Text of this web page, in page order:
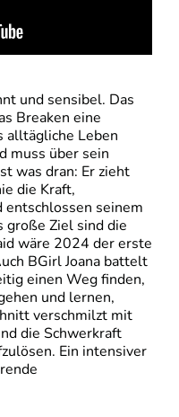
und sensibel. Das
Breaken eine
alltägliche Leben
muss über sein
was dran: Er zieht
die Kraft,
entschlossen seinem
große Ziel sind die
wäre 2024 der erste
BGirl Joana battelt
einen Weg finden,
und lernen,
verschmilzt mit
die Schwerkraft
Ein intensiver